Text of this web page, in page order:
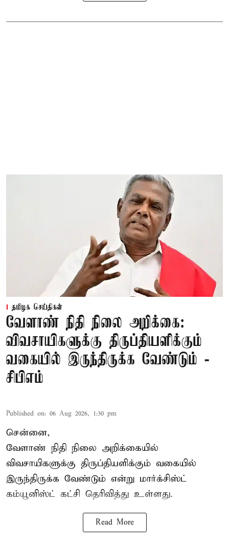
தமிழக செய்திகள்
வேளாண் நிதி நிலை அறிக்கை:
விவசாயிகளுக்கு திருப்தியளிக்கும்
வகையில் இருந்திருக்க வேண்டும் -
சிபிஎம்
Published on: 06 Aug 2026, 1:30 pm
சென்னை,
வேளாண் நிதி நிலை அறிக்கையில்
விவசாயிகளுக்கு திருப்தியளிக்கும் வகையில்
இருந்திருக்க வேண்டும் என்று மார்க்சிஸ்ட்
கம்யூனிஸ்ட் கட்சி தெரிவித்து உள்ளது.
Read More